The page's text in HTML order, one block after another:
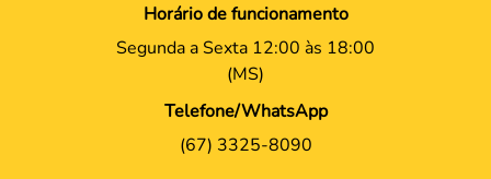
Horário de funcionamento
Segunda a Sexta 12:00 às 18:00
(MS)
Telefone/WhatsApp
(67) 3325-8090